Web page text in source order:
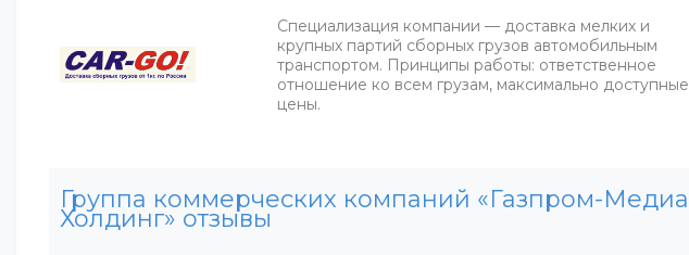
Специализация компании — доставка мелких и
крупных партий сборных грузов автомобильным
транспортом. Принципы работы: ответственное
отношение ко всем грузам, максимально доступные
цены.
Группа коммерческих компаний «Газпром-Медиа
Холдинг» отзывы